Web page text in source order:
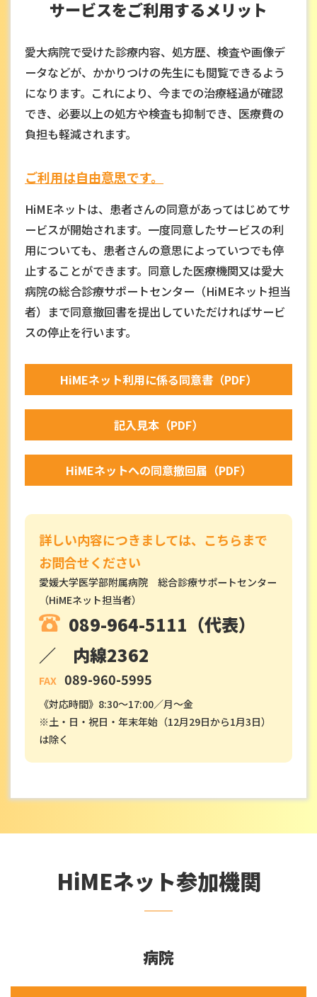
サービスをご利用するメリット
愛大病院で受けた診療内容、処方歴、検査や画像デ
ータなどが、かかりつけの先生にも閲覧できるよう
になります。これにより、今までの治療経過が確認
でき、必要以上の処方や検査も抑制でき、医療費の
負担も軽減されます。
ご利用は自由意思です。
HiMEネットは、患者さんの同意があってはじめてサ
ービスが開始されます。一度同意したサービスの利
用についても、患者さんの意思によっていつでも停
止することができます。同意した医療機関又は愛大
病院の総合診療サポートセンター（HiMEネット担当
者）まで同意撤回書を提出していただければサービ
スの停止を行います。
HiMEネット利用に係る同意書（PDF）
記入見本（PDF）
HiMEネットへの同意撤回届（PDF）
詳しい内容につきましては、こちらまで
お問合せください
愛媛大学医学部附属病院 総合診療サポートセンター
（HiMEネット担当者）
089-964-5111（代表）
／ 内線2362
089-960-5995
《対応時間》8:30～17:00／月～金
※土・日・祝日・年末年始（12月29日から1月3日）
は除く
HiMEネット参加機関
病院